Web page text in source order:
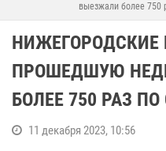
выезжали более 750
НИЖЕГОРОДСКИЕ
ПРОШЕДШУЮ
БОЛЕЕ 750 РАЗ
11 декабря 2023, 10:56